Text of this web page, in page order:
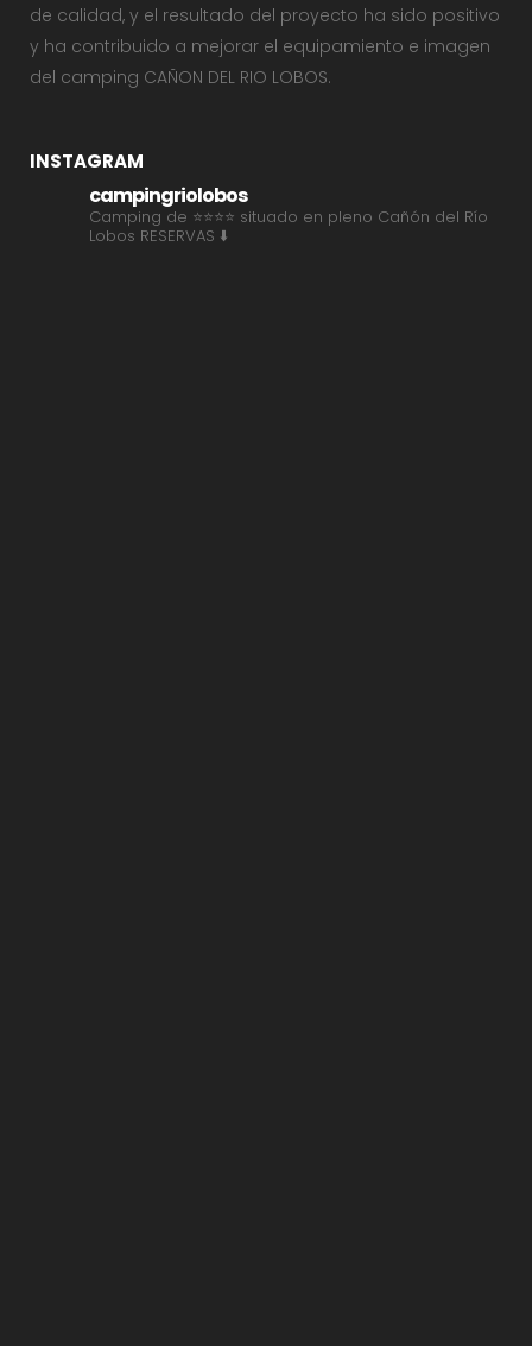
de calidad, y el resultado del proyecto ha sido positivo
y ha contribuido a mejorar el equipamiento e imagen
del camping CAÑON DEL RIO LOBOS.
INSTAGRAM
campingriolobos
Camping de ⭐⭐⭐⭐ situado en pleno Cañón del Río
Lobos RESERVAS ⬇️